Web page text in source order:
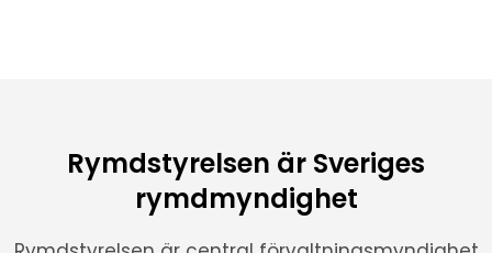
Rymdstyrelsen är Sveriges
rymdmyndighet